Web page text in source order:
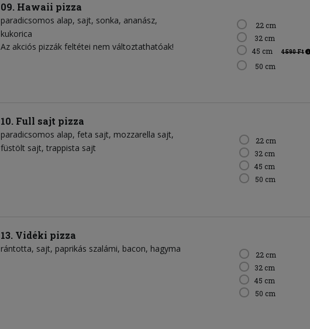
09. Hawaii pizza
paradicsomos alap sajt sonka ananász
kukorica
Az akciós pizzák feltétei nem változtathatóak!
22 cm
32 cm
45 cm 4 590 Ft
50 cm
10. Full sajt pizza
paradicsomos alap feta sajt mozzarella sajt
füstölt sajt trappista sajt
22 cm
32 cm
45 cm
50 cm
13. Vidéki pizza
rántotta sajt paprikás szalámi bacon hagyma
22 cm
32 cm
45 cm
50 cm